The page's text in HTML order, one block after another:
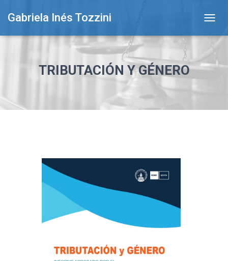
Gabriela Inés Tozzini
O
L
TRIBUTACIÓN Y GÉNERO